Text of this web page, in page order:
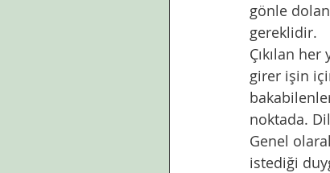
gönle
gereklidir.
Çıkılan
girer işin
noktada.
Genel
istediği